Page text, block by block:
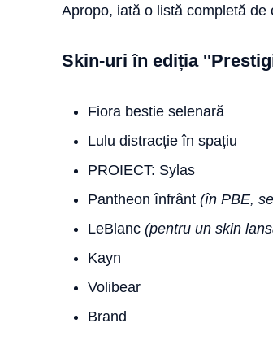
Apropo, iată o listă completă
Skin-uri în ediția
Fiora bestie selenară
Lulu distracție în spațiu
PROIECT: Sylas
Pantheon înfrânt (în PBE,
LeBlanc (pentru un skin
Kayn
Volibear
Brand